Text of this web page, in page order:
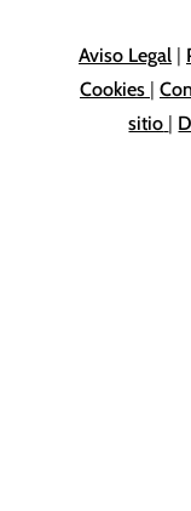
Aviso Legal|
Cookies
sitio